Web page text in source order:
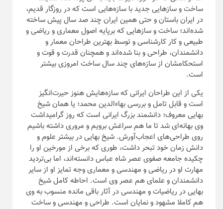
ساخت و ساز‌هایی جدید با سازه‌هایی است که در روزگار قدیم،
در ایران باستان و حتی همین ایران چند صد سال پیش ساخته
شده‌اند؛ ساخت و ساز‌هایی که برپایه اصول معماری و ریاضی و
طبیعی و کار کارشناسی و توسط بهترین طراحان معمار و
دانشمندان، طراحی و بنا شده‌اند و همچنان قدرت و قوت و
استحکامشان از سازه‌های چند سال ساخت امروزی بیشتر
است.
یکی از این طراحان ایرانی که سازه‌هایش هنوز حیرت‌انگیز
است و قابل تامل و بررسی بهاءالدین محمد؛ یا همان شیخ
بهایی معروف؛ دانشمند بزرگ ایرانی است که روز گرامیداشت
وی بهانه‌ای شد تا ما هم سراغش برویم و مروری داشته باشیم
روی طراحی‌های اعجاب‌آورش. شیخ بهایی در بیشتر علوم و
دانش زمان خود تبحر داشت، طوری که برخی از مورخین او را
چکیده جامعه صفوی عصر شاه عباس دانسته‌اند، اما بی‌تردید
مهارت او در ریاضی و مهندسی و معماری وجه تمایز او از سایر
دانشمندان و علمای هم عصر وی است. احاطه کامل شیخ
بهایی در ریاضیات و مهندسی در آثار باقی مانده منسوب به وی
هم کاملا مشهود و نمایان است. طراحی و مهندسی و ساخت